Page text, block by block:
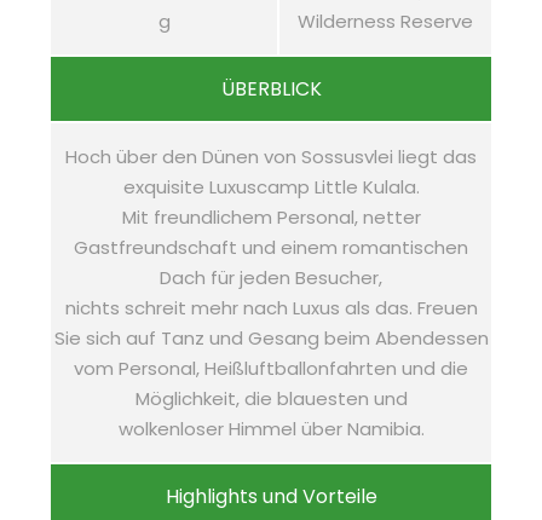
g
Wilderness Reserve
ÜBERBLICK
Hoch über den Dünen von Sossusvlei liegt das
exquisite Luxuscamp Little Kulala.
Mit freundlichem Personal, netter
Gastfreundschaft und einem romantischen
Dach für jeden Besucher,
nichts schreit mehr nach Luxus als das. Freuen
Sie sich auf Tanz und Gesang beim Abendessen
vom Personal, Heißluftballonfahrten und die
Möglichkeit, die blauesten und
wolkenloser Himmel über Namibia.
Highlights und Vorteile